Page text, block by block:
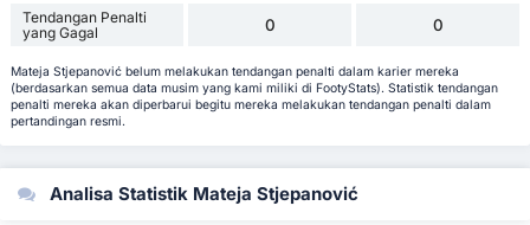
Tendangan Penalti
yang Gagal
0 0
Mateja Stjepanović belum melakukan tendangan penalti dalam karier mereka
(berdasarkan semua data musim yang kami miliki di FootyStats). Statistik tendangan
penalti mereka akan diperbarui begitu mereka melakukan tendangan penalti dalam
pertandingan resmi.
Analisa Statistik Mateja Stjepanović